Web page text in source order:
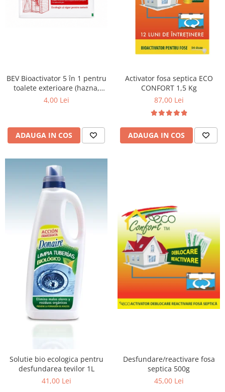
BEV Bioactivator 5 în 1 pentru
toalete exterioare (hazna,
closet, etc), o doză, 25g
4,00 Lei
ADAUGA IN COS
Activator fosa septica ECO
CONFORT 1,5 Kg
87,00 Lei
ADAUGA IN COS
Solutie bio ecologica pentru
desfundarea tevilor 1L
41,00 Lei
Desfundare/reactivare fosa
septica 500g
45,00 Lei